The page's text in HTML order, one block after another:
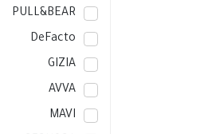
PULL&BEAR
DeFacto
GIZIA
AVVA
MAVI